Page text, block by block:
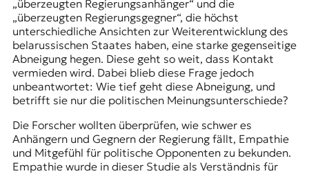
„überzeugten Regierungsanhänger“ und die
„überzeugten Regierungsgegner“, die höchst
unterschiedliche Ansichten zur Weiterentwicklung des
belarussischen Staates haben, eine starke gegenseitige
Abneigung hegen. Diese geht so weit, dass Kontakt
vermieden wird. Dabei blieb diese Frage jedoch
unbeantwortet: Wie tief geht diese Abneigung, und
betrifft sie nur die politischen Meinungsunterschiede?
Die Forscher wollten überprüfen, wie schwer es
Anhängern und Gegnern der Regierung fällt, Empathie
und Mitgefühl für politische Opponenten zu bekunden.
Empathie wurde in dieser Studie als Verständnis für